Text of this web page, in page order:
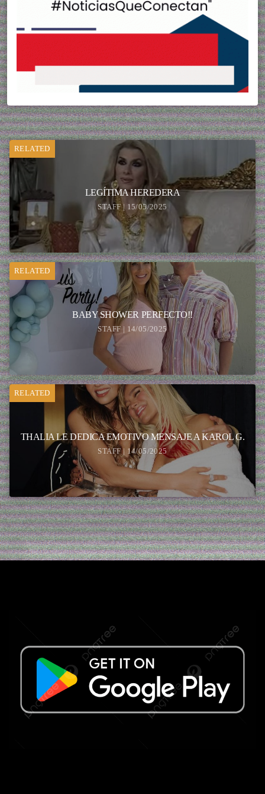
RELATED
LEGÍTIMA HEREDERA
STAFF | 15/05/2025
RELATED
BABY SHOWER PERFECTO!!
STAFF | 14/05/2025
RELATED
THALIA LE DEDICA EMOTIVO MENSAJE A KAROL G.
STAFF | 14/05/2025